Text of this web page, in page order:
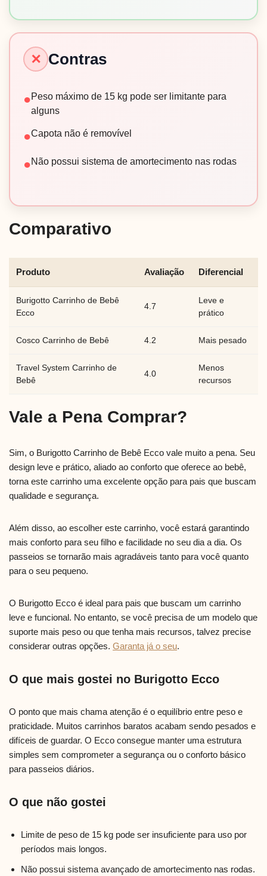
✕ Contras
●Peso máximo de 15 kg pode ser limitante para
alguns
●Capota não é removível
●Não possui sistema de amortecimento nas rodas
Comparativo
Produto Avaliação Diferencial
Burigotto Carrinho de Bebê
Ecco
4.7
Leve e
prático
Cosco Carrinho de Bebê 4.2 Mais pesado
Travel System Carrinho de
Bebê
4.0
Menos
recursos
Vale a Pena Comprar?
Sim, o Burigotto Carrinho de Bebê Ecco vale muito a pena. Seu
design leve e prático, aliado ao conforto que oferece ao bebê,
torna este carrinho uma excelente opção para pais que buscam
qualidade e segurança.
Além disso, ao escolher este carrinho, você estará garantindo
mais conforto para seu filho e facilidade no seu dia a dia. Os
passeios se tornarão mais agradáveis tanto para você quanto
para o seu pequeno.
O Burigotto Ecco é ideal para pais que buscam um carrinho
leve e funcional. No entanto, se você precisa de um modelo que
suporte mais peso ou que tenha mais recursos, talvez precise
considerar outras opções. Garanta já o seu.
O que mais gostei no Burigotto Ecco
O ponto que mais chama atenção é o equilíbrio entre peso e
praticidade. Muitos carrinhos baratos acabam sendo pesados e
difíceis de guardar. O Ecco consegue manter uma estrutura
simples sem comprometer a segurança ou o conforto básico
para passeios diários.
O que não gostei
Limite de peso de 15 kg pode ser insuficiente para uso por
períodos mais longos.
Não possui sistema avançado de amortecimento nas rodas.